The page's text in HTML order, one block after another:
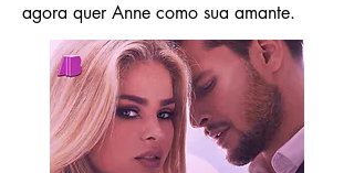
agora quer Anne como sua amante.